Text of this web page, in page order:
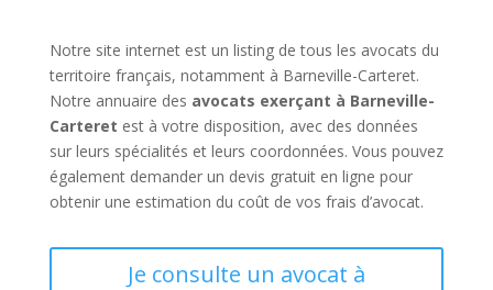
Notre site internet est un listing de tous les avocats du
territoire français, notamment à Barneville-Carteret.
Notre annuaire des avocats exerçant à Barneville-
Carteret est à votre disposition, avec des données
sur leurs spécialités et leurs coordonnées. Vous pouvez
également demander un devis gratuit en ligne pour
obtenir une estimation du coût de vos frais d’avocat.
Je consulte un avocat à